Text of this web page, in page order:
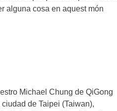
alguna cosa en aquest món
Michael Chung de QiGong
de Taipei (Taiwan),